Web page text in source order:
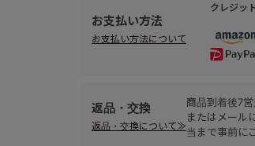
返品・交換
返品・交換について≫
商品到着後7
またはメール
当まで事前に
お支払い方法
お支払い方法について
クレジッ